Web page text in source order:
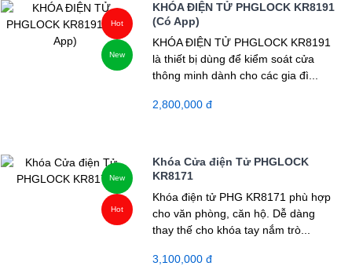
Hot
New
KHÓA ĐIỆN TỬ PHGLOCK KR8191
(Có App)
KHÓA ĐIỆN TỬ PHGLOCK KR8191
là thiết bị dùng để kiểm soát cửa
thông minh dành cho các gia đì...
2,800,000 đ
New
Hot
Khóa Cửa điện Tử PHGLOCK
KR8171
Khóa điện tử PHG KR8171 phù hợp
cho văn phòng, căn hộ. Dễ dàng
thay thế cho khóa tay nắm trò...
3,100,000 đ